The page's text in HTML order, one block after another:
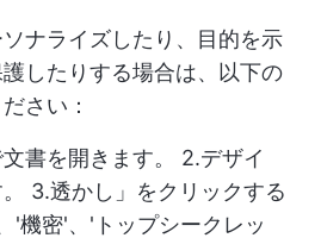
ナライズしたり、目的を示
したりする場合は、以下の
さい：
書を開きます。 2.デザイ
3.透かし」をクリックする
'機密'、'トップシークレッ